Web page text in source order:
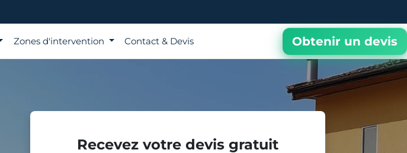
Zones d'intervention Contact & Devis Obtenir un devis
Recevez votre devis gratuit